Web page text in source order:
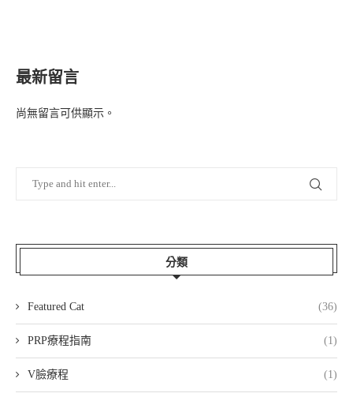
最新留言
尚無留言可供顯示。
分類
Featured Cat (36)
PRP療程指南 (1)
V臉療程 (1)